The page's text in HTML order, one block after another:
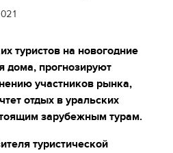
туристов на новогодние
дома, прогнозируют
участников рынка,
отдых в уральских
зарубежным турам.
туристической